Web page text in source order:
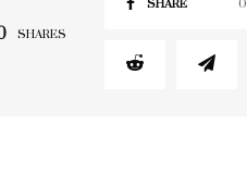
SHARES
SHARE 0